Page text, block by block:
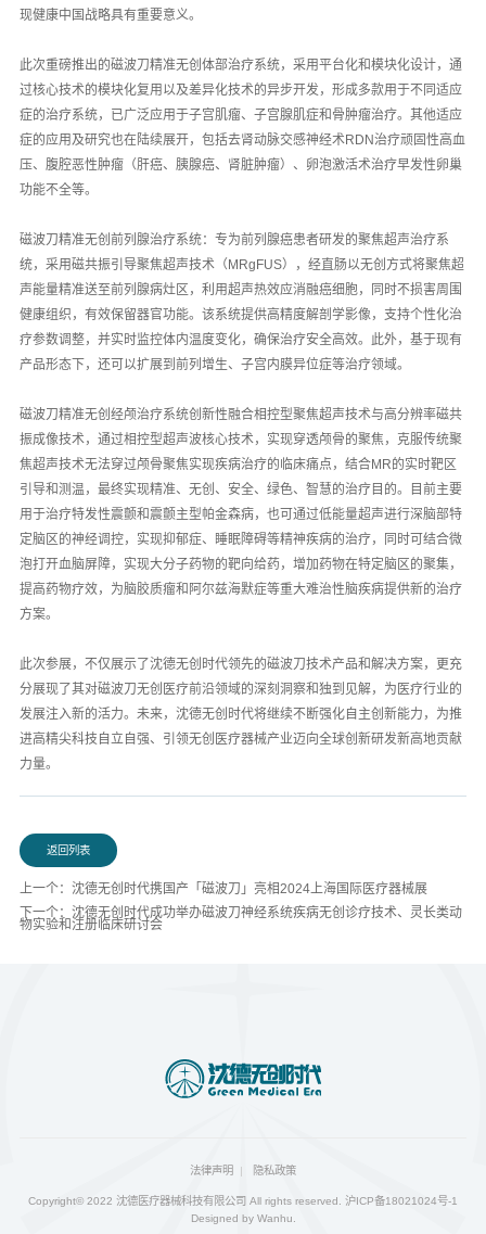
现健康中国战略具有重要意义。
此次重磅推出的磁波刀精准无创体部治疗系统，采用平台化和模块化设计，通
过核心技术的模块化复用以及差异化技术的异步开发，形成多款用于不同适应
症的治疗系统，已广泛应用于子宫肌瘤、子宫腺肌症和骨肿瘤治疗。其他适应
症的应用及研究也在陆续展开，包括去肾动脉交感神经术RDN治疗顽固性高血
压、腹腔恶性肿瘤（肝癌、胰腺癌、肾脏肿瘤）、卵泡激活术治疗早发性卵巢
功能不全等。
磁波刀精准无创前列腺治疗系统：专为前列腺癌患者研发的聚焦超声治疗系
统，采用磁共振引导聚焦超声技术（MRgFUS），经直肠以无创方式将聚焦超
声能量精准送至前列腺病灶区，利用超声热效应消融癌细胞，同时不损害周围
健康组织，有效保留器官功能。该系统提供高精度解剖学影像，支持个性化治
疗参数调整，并实时监控体内温度变化，确保治疗安全高效。此外，基于现有
产品形态下，还可以扩展到前列增生、子宫内膜异位症等治疗领域。
磁波刀精准无创经颅治疗系统创新性融合相控型聚焦超声技术与高分辨率磁共
振成像技术，通过相控型超声波核心技术，实现穿透颅骨的聚焦，克服传统聚
焦超声技术无法穿过颅骨聚焦实现疾病治疗的临床痛点，结合MR的实时靶区
引导和测温，最终实现精准、无创、安全、绿色、智慧的治疗目的。目前主要
用于治疗特发性震颤和震颤主型帕金森病，也可通过低能量超声进行深脑部特
定脑区的神经调控，实现抑郁症、睡眠障碍等精神疾病的治疗，同时可结合微
泡打开血脑屏障，实现大分子药物的靶向给药，增加药物在特定脑区的聚集，
提高药物疗效，为脑胶质瘤和阿尔兹海默症等重大难治性脑疾病提供新的治疗
方案。
此次参展，不仅展示了沈德无创时代领先的磁波刀技术产品和解决方案，更充
分展现了其对磁波刀无创医疗前沿领域的深刻洞察和独到见解，为医疗行业的
发展注入新的活力。未来，沈德无创时代将继续不断强化自主创新能力，为推
进高精尖科技自立自强、引领无创医疗器械产业迈向全球创新研发新高地贡献
力量。
返回列表
上一个：沈德无创时代携国产「磁波刀」亮相2024上海国际医疗器械展
下一个：沈德无创时代成功举办磁波刀神经系统疾病无创诊疗技术、灵长类动
物实验和注册临床研讨会
法律声明 隐私政策
Copyright© 2022 沈德医疗器械科技有限公司 All rights reserved. 沪ICP备18021024号-1
Designed by Wanhu